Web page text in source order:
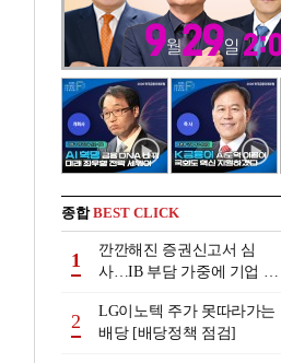
종합BEST CLICK
1
깐깐해진 증권신고서 심
사…IB 부담 가중에 기업 자
2
LG이노텍 주가 못따라가는
배당 [배당정책 점검]